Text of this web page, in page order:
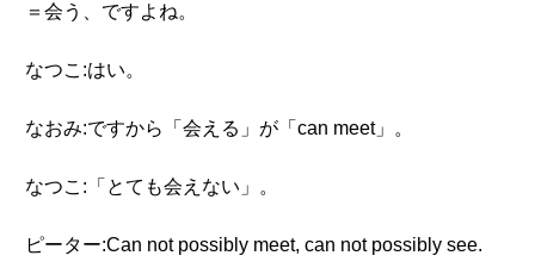
＝会う、ですよね。
なつこ:はい。
なおみ:ですから「会える」が「can meet」。
なつこ:「とても会えない」。
ピーター:Can not possibly meet, can not possibly see.